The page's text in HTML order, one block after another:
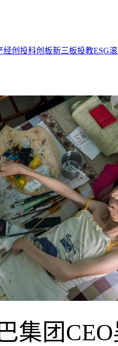
经创投科创板新三板投教ESG